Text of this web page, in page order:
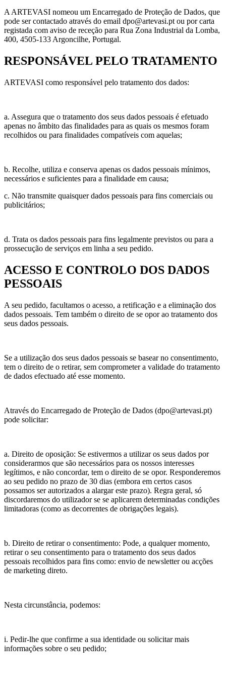
A ARTEVASI nomeou um Encarregado de Proteção de Dados, que
pode ser contactado através do email dpo@artevasi.pt ou por carta
registada com aviso de receção para Rua Zona Industrial da Lomba,
400, 4505-133 Argoncilhe, Portugal.
RESPONSÁVEL PELO TRATAMENTO
ARTEVASI como responsável pelo tratamento dos dados:
a. Assegura que o tratamento dos seus dados pessoais é efetuado
apenas no âmbito das finalidades para as quais os mesmos foram
recolhidos ou para finalidades compatíveis com aquelas;
b. Recolhe, utiliza e conserva apenas os dados pessoais mínimos,
necessários e suficientes para a finalidade em causa;
c. Não transmite quaisquer dados pessoais para fins comerciais ou
publicitários;
d. Trata os dados pessoais para fins legalmente previstos ou para a
prossecução de serviços em linha a seu pedido.
ACESSO E CONTROLO DOS DADOS
PESSOAIS
A seu pedido, facultamos o acesso, a retificação e a eliminação dos
dados pessoais. Tem também o direito de se opor ao tratamento dos
seus dados pessoais.
Se a utilização dos seus dados pessoais se basear no consentimento,
tem o direito de o retirar, sem comprometer a validade do tratamento
de dados efectuado até esse momento.
Através do Encarregado de Proteção de Dados (dpo@artevasi.pt)
pode solicitar:
a. Direito de oposição: Se estivermos a utilizar os seus dados por
considerarmos que são necessários para os nossos interesses
legítimos, e não concordar, tem o direito de se opor. Responderemos
ao seu pedido no prazo de 30 dias (embora em certos casos
possamos ser autorizados a alargar este prazo). Regra geral, só
discordaremos do utilizador se se aplicarem determinadas condições
limitadoras (como as decorrentes de obrigações legais).
b. Direito de retirar o consentimento: Pode, a qualquer momento,
retirar o seu consentimento para o tratamento dos seus dados
pessoais recolhidos para fins como: envio de newsletter ou acções
de marketing direto.
Nesta circunstância, podemos:
i. Pedir-lhe que confirme a sua identidade ou solicitar mais
informações sobre o seu pedido;